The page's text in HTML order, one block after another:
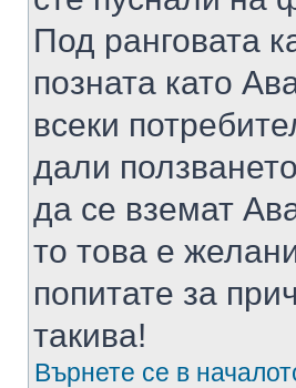
Под ранговата
позната като
всеки
дали
да се вземат
то това е
попитате за
такива!
Върнете се в